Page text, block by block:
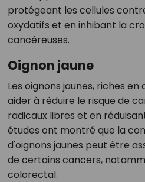
protégeant les cellules
oxydatifs et en inhibant la
cancéreuses.
Oignon jaune
Les oignons jaunes, riches
aider à réduire le risque de
radicaux libres et en
études ont montré que la
d'oignons jaunes peut être
de certains cancers,
colorectal.